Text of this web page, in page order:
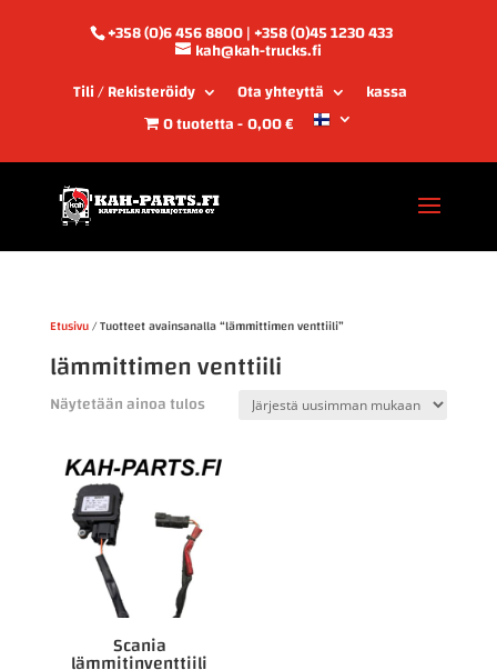
+358 (0)6 456 8800 | +358 (0)45 1230 433
kah@kah-trucks.fi
Tili / Rekisteröidy
Ota yhteyttä
kassa
0 tuotetta 0,00 €
Etusivu/ Tuotteet avainsanalla “lämmittimen venttiili”
lämmittimen venttiili
Näytetään ainoa tulos
Scania